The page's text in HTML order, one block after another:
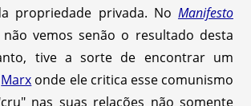
propriedade privada. No Manifesto
vemos senão o resultado desta
tive a sorte de encontrar um
Marx onde ele critica esse comunismo
nas suas relações não somente